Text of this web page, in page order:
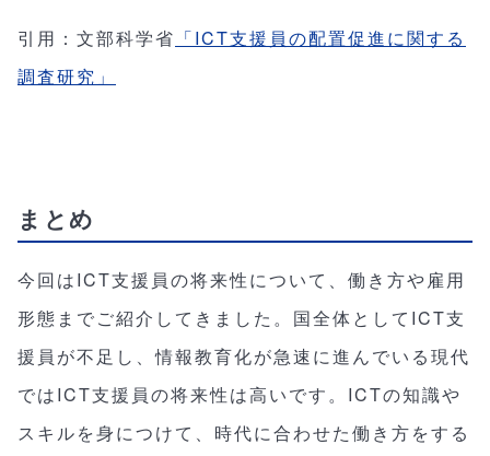
引用：文部科学省 「ICT支援員の配置促進に関する
調査研究」
まとめ
今回はICT支援員の将来性について、働き方や雇用
形態までご紹介してきました。国全体としてICT支
援員が不足し、情報教育化が急速に進んでいる現代
ではICT支援員の将来性は高いです。ICTの知識や
スキルを身につけて、時代に合わせた働き方をする